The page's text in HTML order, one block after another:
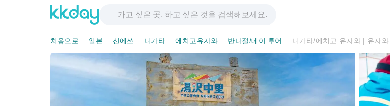
처음으로 일본 신에쓰 니가타 에치고유자와 반나절/데이 투어